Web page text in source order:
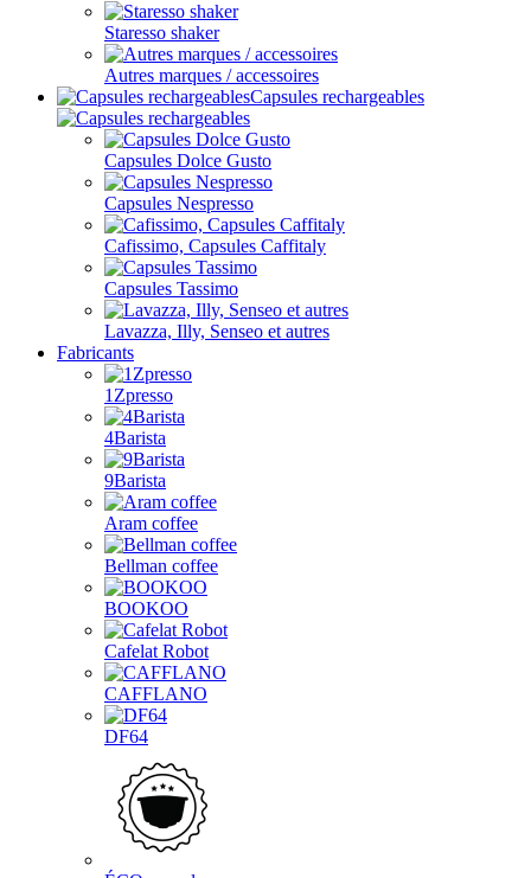
Staresso shaker
Autres marques / accessoires
Capsules rechargeables
Capsules Dolce Gusto
Capsules Nespresso
Cafissimo, Capsules Caffitaly
Capsules Tassimo
Lavazza, Illy, Senseo et autres
Fabricants
1Zpresso
4Barista
9Barista
Aram coffee
Bellman coffee
BOOKOO
Cafelat Robot
CAFFLANO
DF64